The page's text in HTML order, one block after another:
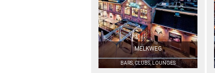
MELKWEG
BARS, CLUBS, LOUNGES